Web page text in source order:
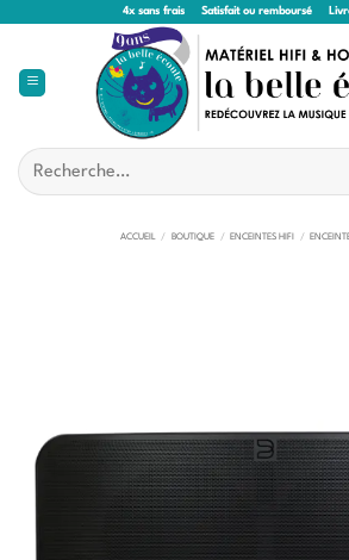
4x sans frais Satisfait ou remboursé
Recherche
pour :
ACCUEIL / BOUTIQUE / ENCEINTES HIFI /